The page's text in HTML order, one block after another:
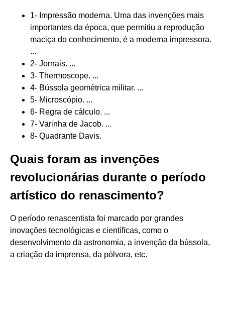
1- Impressão moderna. Uma das invenções mais
importantes da época, que permitiu a reprodução
maciça do conhecimento, é a moderna impressora.
...
2- Jornais. ...
3- Thermoscope. ...
4- Bússola geométrica militar. ...
5- Microscópio. ...
6- Regra de cálculo. ...
7- Varinha de Jacob. ...
8- Quadrante Davis.
Quais foram as invenções
revolucionárias durante o período
artístico do renascimento?
O período renascentista foi marcado por grandes
inovações tecnológicas e científicas, como o
desenvolvimento da astronomia, a invenção da bússola,
a criação da imprensa, da pólvora, etc.